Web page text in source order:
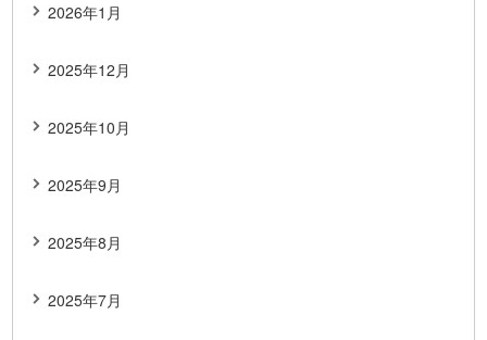
2026年1月
2025年12月
2025年10月
2025年9月
2025年8月
2025年7月